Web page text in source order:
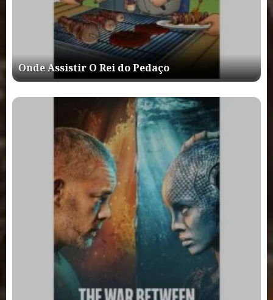
Onde Assistir O Rei do Pedaço